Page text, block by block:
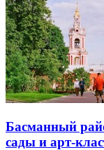
Басманный
сады и арт-